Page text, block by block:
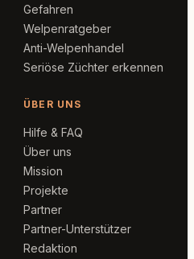
Gefahren
Welpenratgeber
Anti-Welpenhandel
Seriöse Züchter erkennen
ÜBER UNS
Hilfe & FAQ
Über uns
Mission
Projekte
Partner
Partner-Unterstützer
Redaktion